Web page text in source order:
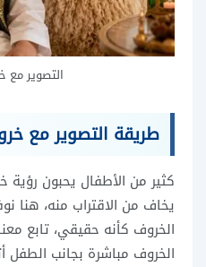
التصوير مع
طريقة التصوير مع
كثير من الأطفال يحبون
يخاف من الاقتراب منه، هنا
الخروف كأنه حقيقي، تابع
الخروف مباشرة بجانب الطفل